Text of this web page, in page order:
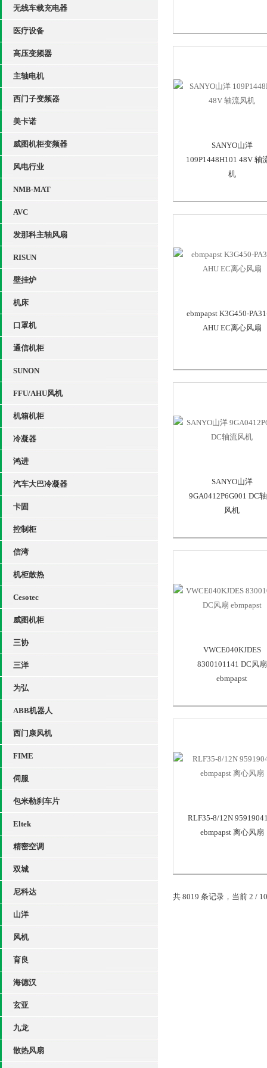
无线车载充电器
医疗设备
高压变频器
主轴电机
西门子变频器
美卡诺
威图机柜变频器
风电行业
NMB-MAT
AVC
发那科主轴风扇
RISUN
壁挂炉
机床
口罩机
通信机柜
SUNON
FFU/AHU风机
机箱机柜
冷凝器
鸿进
汽车大巴冷凝器
卡固
控制柜
信湾
机柜散热
Cesotec
威图机柜
三协
三洋
为弘
ABB机器人
西门康风机
FIME
伺服
包米勒刹车片
Eltek
精密空调
双城
尼科达
山洋
风机
育良
海德汉
玄亚
九龙
散热风扇
SANYO山洋
109P1448H101 48V 轴
机
ebmpapst K3G450-
AHU EC离心风扇
SANYO山洋
9GA0412P6G001 DC
风机
VWCE040KJDES
8300101141 DC风扇
ebmpapst
RLF35-8/12N
ebmpapst 离心风扇
共 8019 条记录，当前 2 /